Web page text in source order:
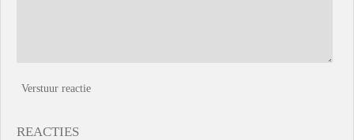
Verstuur reactie
REACTIES